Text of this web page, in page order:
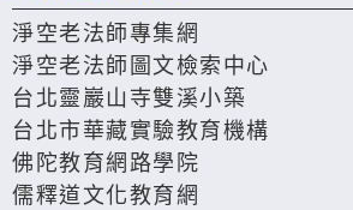
淨空老法師專集網
淨空老法師圖文檢索中心
台北靈巖山寺雙溪小築
台北市華藏實驗教育機構
佛陀教育網路學院
儒釋道文化教育網